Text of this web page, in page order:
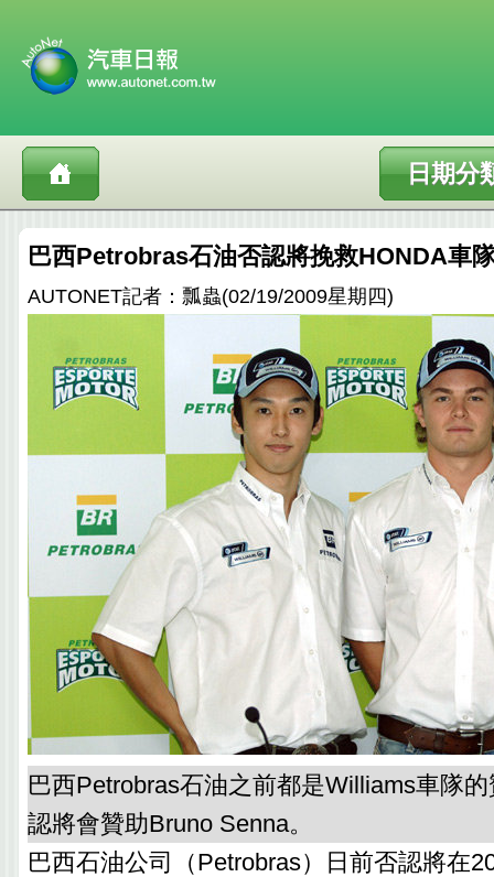
日期分
巴西Petrobras石油否認將挽救HONDA車
AUTONET記者：瓢蟲(02/19/2009星期四)
巴西Petrobras石油之前都是Williams車隊
認將會贊助Bruno Senna。
巴西石油公司（Petrobras）日前否認將在